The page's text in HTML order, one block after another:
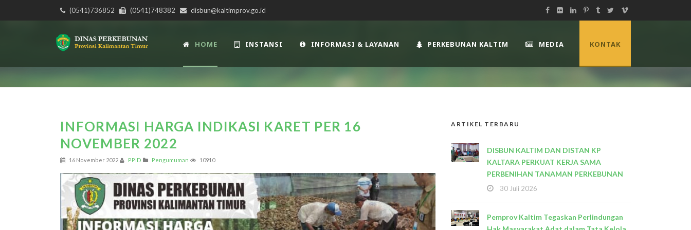
(0541)736852 (0541)748382 disbun@kaltimprov.go.id
HOME INSTANSI INFORMASI & LAYANAN PERKEBUNAN KALTIM MEDIA KONTAK
INFORMASI HARGA INDIKASI KARET PER 16
NOVEMBER 2022
16 November 2022 PPID Pengumuman 10910
ARTIKEL TERBARU
DISBUN KALTIM DAN DISTAN KP
KALTARA PERKUAT KERJA SAMA
PERBENIHAN TANAMAN PERKEBUNAN
30 Juli 2026
Pemprov Kaltim Tegaskan Perlindungan